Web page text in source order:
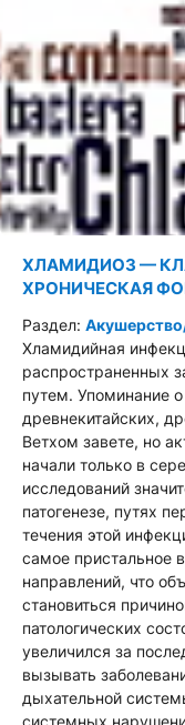
ХЛАМИДИОЗ —
ХРОНИЧЕСКАЯ
Раздел:
Хламидийная
распространенных
путем. Упоминание
древнекитайских,
Ветхом завете, но
начали только в
исследований
патогенезе, путях
течения этой
самое пристальное
направлений, что
становиться
патологических
увеличился за
вызывать
дыхательной
системных